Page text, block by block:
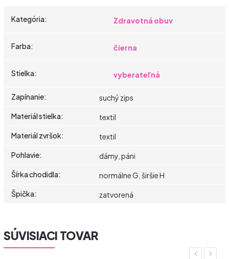
Kategória: Zdravotná obuv
Farba: čierna
Stielka: vyberateľná
Zapínanie:
suchý zips
Materiál stielka:
textil
Materiál zvršok:
textil
Pohlavie:
dámy, páni
Šírka chodidla:
normálne G, širšie H
Špička: zatvorená
SÚVISIACI TOVAR
Previous
Next